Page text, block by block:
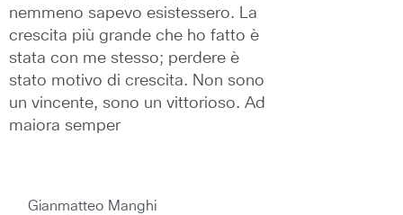
nemmeno sapevo esistessero. La
crescita più grande che ho fatto è
stata con me stesso; perdere è
stato motivo di crescita. Non sono
un vincente, sono un vittorioso. Ad
maiora semper
Gianmatteo Manghi